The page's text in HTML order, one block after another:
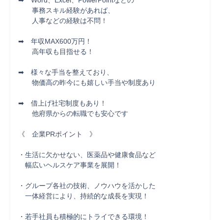
事務スキル経験があれば、
人事などの経験は不問！
➡　年収MAX600万円！
高年収も目指せる！
➡　様々な手当を整えており、
物価高の昨今にも嬉しい手当や制度あり
➡　借上げ社宅制度もあり！
他府県からの転職でも安心です
《　企業PRポイント　》
・生活に欠かせない、医薬品や健康食品など
幅広いヘルスケア事業を展開！
・グループ各社の技術、ノウハウを活かした
一体経営により、持続的な成長を実現！
・若手社員も積極的にトライできる環境！